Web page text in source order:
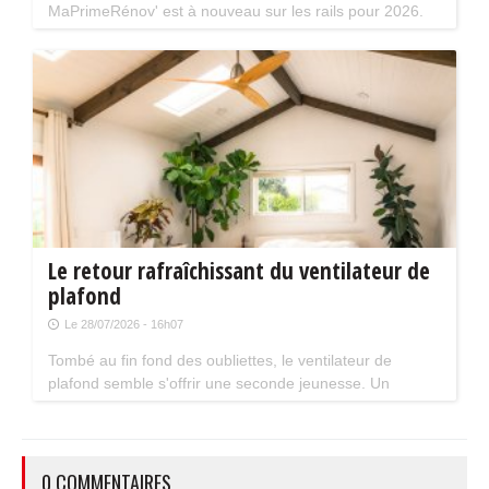
MaPrimeRénov' est à nouveau sur les rails pour 2026.
limiter le nombre de chantiers éligibles. Tour d'horizon.
Le retour rafraîchissant du ventilateur de
plafond
Le 28/07/2026 - 16h07
Tombé au fin fond des oubliettes, le ventilateur de
plafond semble s'offrir une seconde jeunesse. Un
0 COMMENTAIRES